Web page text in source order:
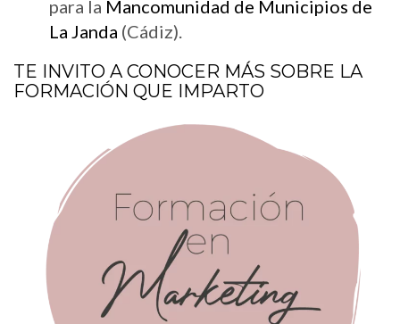
para la Mancomunidad de Municipios de
La Janda (Cádiz).
TE INVITO A CONOCER MÁS SOBRE LA
FORMACIÓN QUE IMPARTO